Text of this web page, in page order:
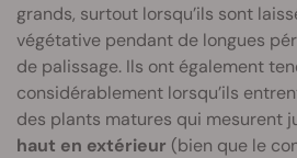
grands, surtout lorsqu’ils sont
végétative pendant de longues
de palissage. Ils ont également
considérablement lorsqu’ils
des plants matures qui mesurent
haut en extérieur (bien que le